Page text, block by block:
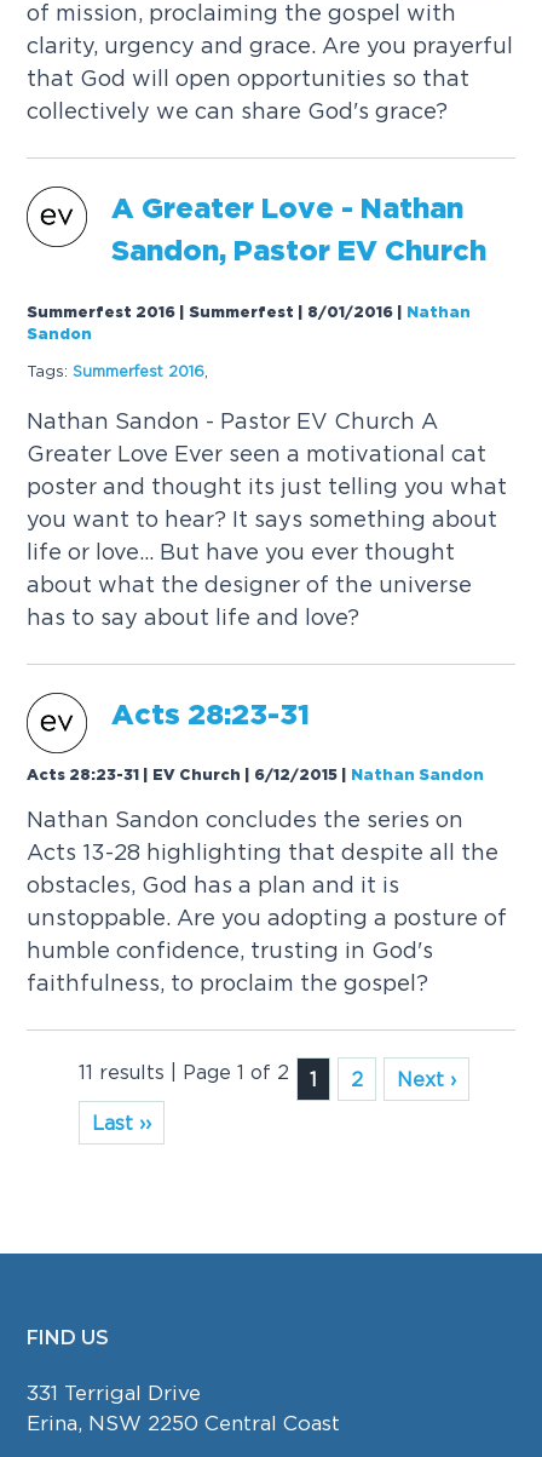
of mission, proc laiming t he gospe wit h
c larity, urgency and grace. Are you prayerfu
t hat God wi open opportunities so t hat
co ective ly we can s hare God 's grace?
A Greater Love - N at han
Sand on, Pastor EV C hurc h
Summerfest 2016 | Summerfest | 8/01/2016
Nathan
Sandon
Tags: Summerfest 201 6
Nat han Sandon - Pastor EV C hurc h A
Greater Love Ever seen a motivationa cat
poster and t houg ht its just te ing you w hat
you want to hear? It says somet hing a bout
ife or love But have you ever t houg ht
a bout w hat t he d esigner of t he universe
has to say a bout ife and love?
Acts 28:23-31
Acts 28:23-31 | EV Church | 6/12/2015 Nathan Sandon
Nat han Sandon conc ud es t he series on
Acts 13-28 hig h ig hting t hat d espite a t he
o bstac es God has a p lan and it is
unstoppa b e Are you adopting a posture of
hum b e confid ence trusting in God 's
fait hfu ness to proc laim t he gospe ?
11 results | Page 1 of 2 1 2
Next ›
Last ››
FOOTER
FIND US
331 Terrigal Drive
Erina, NSW 2250 Central Coast